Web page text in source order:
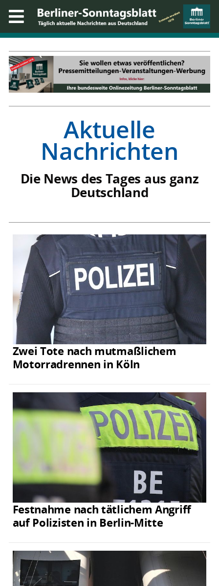
Aktuelle
Nachrichten
Die News des Tages aus ganz
Deutschland
Zwei Tote nach mutmaßlichem
Motorradrennen in Köln
Festnahme nach tätlichem Angriff
auf Polizisten in Berlin-Mitte